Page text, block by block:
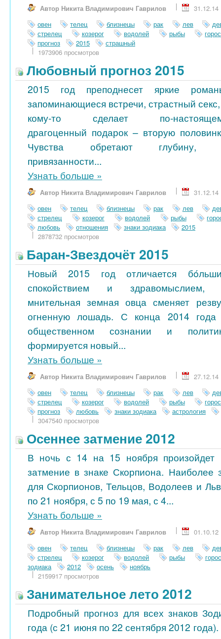
Автор Никита Владимирович Гаврилов
31.12.14
овен
телец близнецы рак лев
стрелец
козерог водолей рыбы
прогноз
2015
страшный
1973906 просмотров
Любовный прогноз 2015
2015 год преподнесет яркие
запоминающиеся встречи, страстный
кому-то сделает по-
драгоценный подарок – вторую
Чувства обретают глубину,
привязанности...
Узнать больше »
Автор Никита Владимирович Гаврилов
31.12.14
овен
телец близнецы рак лев
стрелец
козерог водолей рыбы
любовь
отношения знаки зодиака
2015
2878732 просмотров
Баран-Звездочёт 2015
Новый 2015 год отличается
спокойствием и здравомыслием,
мнительная земная овца сменяет
огненную лошадь. С конца 2014
общественном сознании и
формируется новый...
Узнать больше »
Автор Никита Владимирович Гаврилов
27.12.14
овен
телец близнецы рак лев
стрелец
козерог водолей рыбы
прогноз
любовь знаки зодиака
астрология
3047540 просмотров
Осеннее затмение 2012
В ночь с 14 на 15 ноября произойдет
затмение в знаке Скорпиона. Наиболее
для Скорпионов, Тельцов, Водолеев и
по 21 ноября, с 5 по 19 мая, с 4...
Узнать больше »
Автор Никита Владимирович Гаврилов
01.10.12
овен
телец близнецы рак лев
стрелец
козерог водолей рыбы
зодиака
2012 осень
ноябрь
2159917 просмотров
Занимательное лето 2012
Подробный прогноз для всех знаков
года (с 21 июня по 22 сентября 2012